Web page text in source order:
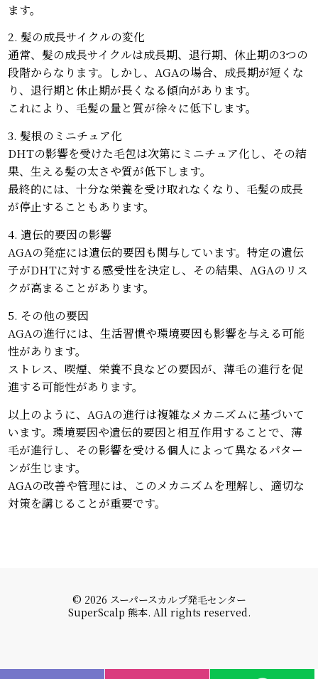
ます。
2. 髪の成長サイクルの変化
通常、髪の成長サイクルは成長期、退行期、休止期の3つの
段階からなります。しかし、AGAの場合、成長期が短くな
り、退行期と休止期が長くなる傾向があります。
これにより、毛髪の量と質が徐々に低下します。
3. 髪根のミニチュア化
DHTの影響を受けた毛包は次第にミニチュア化し、その結
果、生える髪の太さや質が低下します。
最終的には、十分な栄養を受け取れなくなり、毛髪の成長
が停止することもあります。
4. 遺伝的要因の影響
AGAの発症には遺伝的要因も関与しています。特定の遺伝
子がDHTに対する感受性を決定し、その結果、AGAのリス
クが高まることがあります。
5. その他の要因
AGAの進行には、生活習慣や環境要因も影響を与える可能
性があります。
ストレス、喫煙、栄養不良などの要因が、薄毛の進行を促
進する可能性があります。
以上のように、AGAの進行は複雑なメカニズムに基づいて
います。環境要因や遺伝的要因と相互作用することで、薄
毛が進行し、その影響を受ける個人によって異なるパター
ンが生じます。
AGAの改善や管理には、このメカニズムを理解し、適切な
対策を講じることが重要です。
© 2026 スーパースカルプ発毛センター
SuperScalp 熊本. All rights reserved.